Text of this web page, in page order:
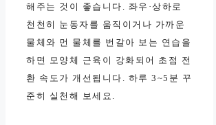
해주는 것이 좋습니다. 좌우·상하로
천천히 눈동자를 움직이거나 가까운
물체와 먼 물체를 번갈아 보는 연습을
하면 모양체 근육이 강화되어 초점 전
환 속도가 개선됩니다. 하루 3~5분 꾸
준히 실천해 보세요.